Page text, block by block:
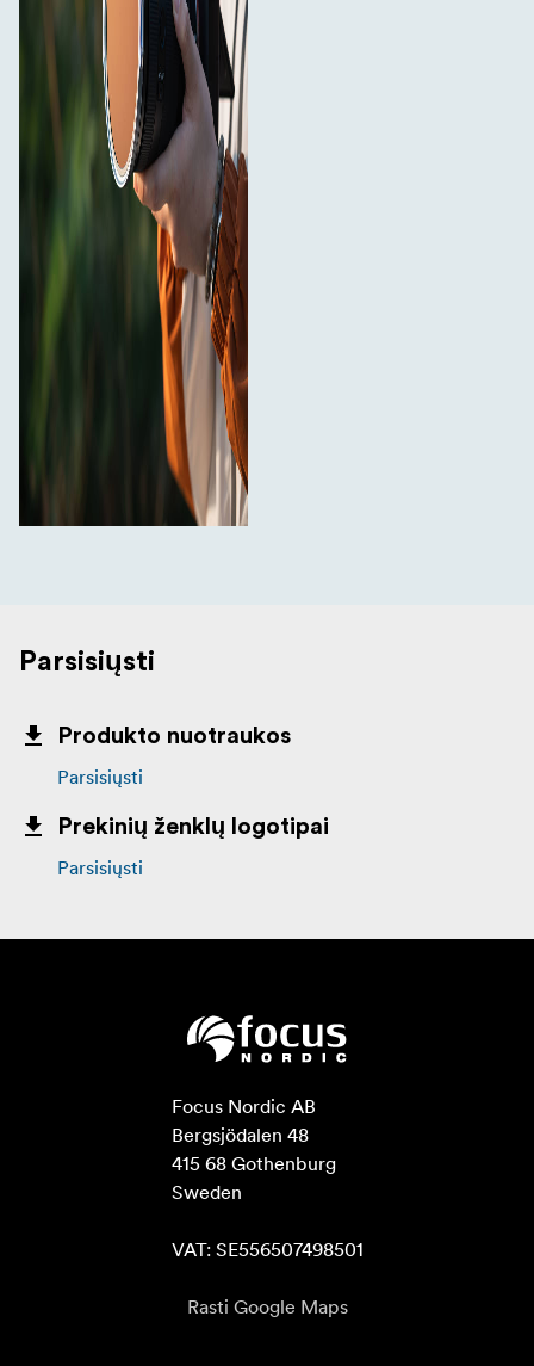
Parsisiųsti
Produkto nuotraukos
Parsisiųsti
Prekinių ženklų logotipai
Parsisiųsti
Focus Nordic AB
Bergsjödalen 48
415 68 Gothenburg
Sweden
VAT: SE556507498501
Rasti Google Maps